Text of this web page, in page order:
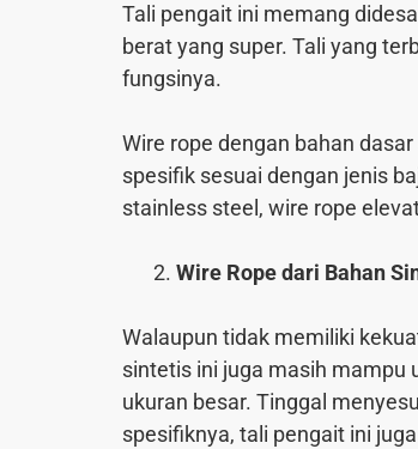
Tali pengait ini memang
berat yang super. Tali yang
fungsinya.
Wire rope dengan bahan
spesifik sesuai dengan jenis
stainless steel, wire rope
Wire Rope dari Bahan
Walaupun tidak memiliki
sintetis ini juga masih mampu
ukuran besar. Tinggal
spesifiknya, tali pengait ini